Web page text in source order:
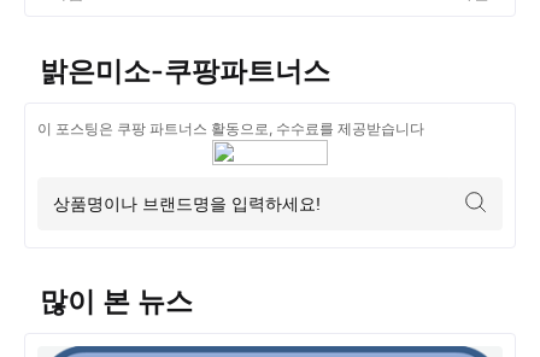
밝은미소-쿠팡파트너스
이 포스팅은 쿠팡 파트너스 활동으로, 수수료를 제공받습니다
많이 본 뉴스